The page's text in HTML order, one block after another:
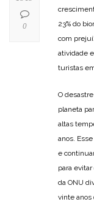
23% do
com
atividade
turistas
O
planeta
altas
anos.
e
para
da ONU
vinte anos
0